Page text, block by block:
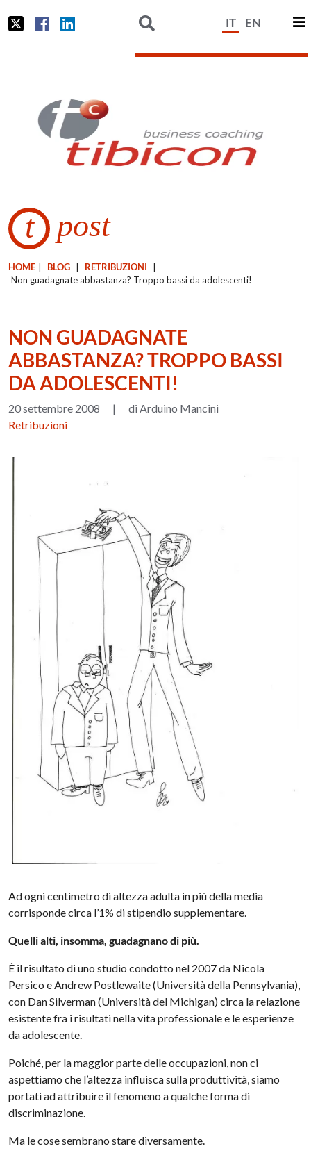
IT EN
t post
HOME BLOG RETRIBUZIONI
Non guadagnate abbastanza? Troppo bassi da adolescenti!
NON GUADAGNATE
ABBASTANZA? TROPPO BASSI
DA ADOLESCENTI!
20 settembre 2008 |
di Arduino Mancini
Retribuzioni
Ad ogni centimetro di altezza adulta in più della media
corrisponde circa l’1% di stipendio supplementare.
Quelli alti, insomma, guadagnano di più.
È il risultato di uno studio condotto nel 2007 da Nicola
Persico e Andrew Postlewaite(Università della Pennsylvania),
con DanSilverman(Università del Michigan) circa la relazione
esistente fra i risultati nella vita professionale e le esperienze
da adolescente.
Poiché, per la maggior parte delle occupazioni, non ci
aspettiamo che l’altezza influisca sulla produttività, siamo
portati ad attribuire il fenomeno a qualche forma di
discriminazione.
Ma le cose sembrano stare diversamente.